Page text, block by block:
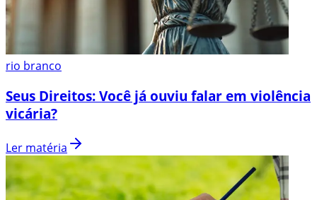
rio branco
Seus Direitos: Você já ouviu falar em violência
vicária?
Ler matéria